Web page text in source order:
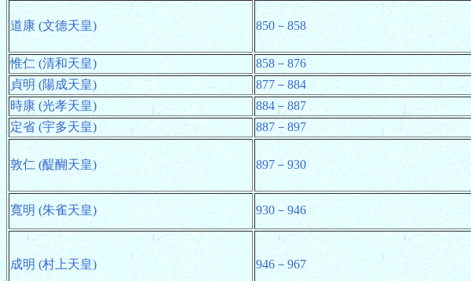
道康 (文德天皇) 850－858
惟仁 (清和天皇)
858－876
貞明 (陽成天皇)
877－884
時康 (光孝天皇)
884－887
定省 (宇多天皇)
887－897
敦仁 (醍醐天皇) 897－930
寬明 (朱雀天皇) 930－946
成明 (村上天皇) 946－967